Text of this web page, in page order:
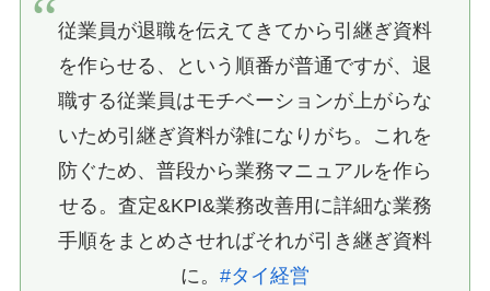
従業員が退職を伝えてきてから引継ぎ資料
を作らせる、という順番が普通ですが、退
職する従業員はモチベーションが上がらな
いため引継ぎ資料が雑になりがち。これを
防ぐため、普段から業務マニュアルを作ら
せる。査定&KPI&業務改善用に詳細な業務
手順をまとめさせればそれが引き継ぎ資料
に。 #タイ経営